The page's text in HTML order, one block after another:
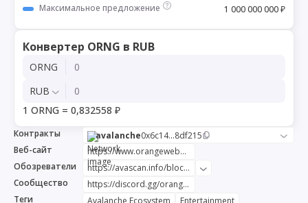
Максимальное предложение
1 000 000 000 ₽
Конвертер ORNG в RUB
ORNG
RUB
1 ORNG = 0,832558 ₽
Контракты avalanche0x6c14...8df215
Веб-сайт
https://www.orangeweb3.com/
Обозреватели
https://avascan.info/blockchain/c/address/0x6c14c1898c843ff66ca51e87244690bbc28df215/token
Сообщество
https://discord.gg/orange-web3
Теги
Avalanche Ecosystem
Entertainment